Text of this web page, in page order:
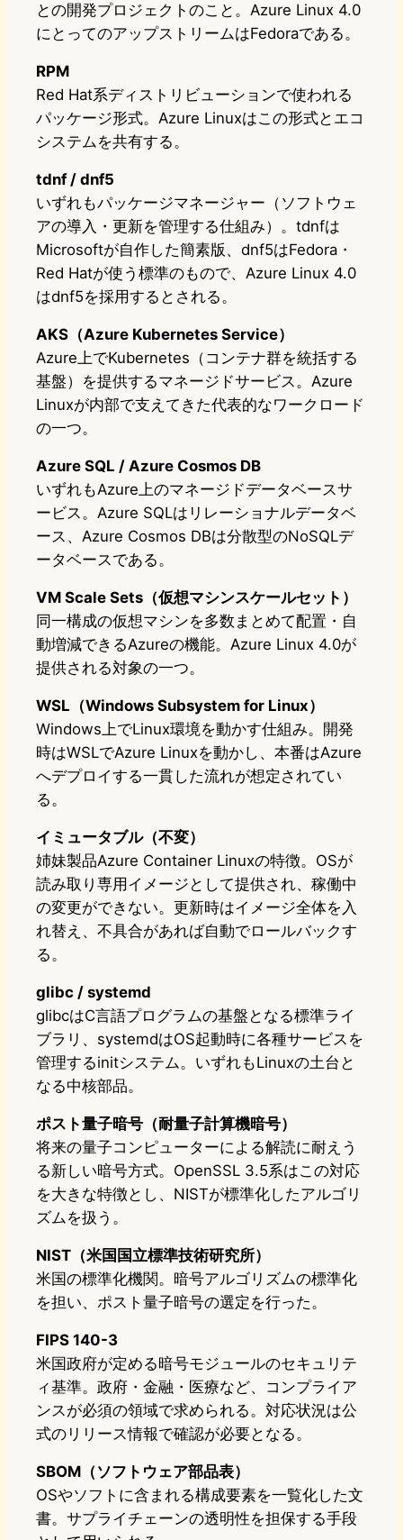
との開発プロジェクトのこと。Azure Linux 4.0
にとってのアップストリームはFedoraである。
RPM
Red Hat系ディストリビューションで使われる
パッケージ形式。Azure Linuxはこの形式とエコ
システムを共有する。
tdnf / dnf5
いずれもパッケージマネージャー（ソフトウェ
アの導入・更新を管理する仕組み）。tdnfは
Microsoftが自作した簡素版、dnf5はFedora・
Red Hatが使う標準のもので、Azure Linux 4.0
はdnf5を採用するとされる。
AKS（Azure Kubernetes Service）
Azure上でKubernetes（コンテナ群を統括する
基盤）を提供するマネージドサービス。Azure
Linuxが内部で支えてきた代表的なワークロード
の一つ。
Azure SQL / Azure Cosmos DB
いずれもAzure上のマネージドデータベースサ
ービス。Azure SQLはリレーショナルデータベ
ース、Azure Cosmos DBは分散型のNoSQLデ
ータベースである。
VM Scale Sets（仮想マシンスケールセット）
同一構成の仮想マシンを多数まとめて配置・自
動増減できるAzureの機能。Azure Linux 4.0が
提供される対象の一つ。
WSL（Windows Subsystem for Linux）
Windows上でLinux環境を動かす仕組み。開発
時はWSLでAzure Linuxを動かし、本番はAzure
へデプロイする一貫した流れが想定されてい
る。
イミュータブル（不変）
姉妹製品Azure Container Linuxの特徴。OSが
読み取り専用イメージとして提供され、稼働中
の変更ができない。更新時はイメージ全体を入
れ替え、不具合があれば自動でロールバックす
る。
glibc / systemd
glibcはC言語プログラムの基盤となる標準ライ
ブラリ、systemdはOS起動時に各種サービスを
管理するinitシステム。いずれもLinuxの土台と
なる中核部品。
ポスト量子暗号（耐量子計算機暗号）
将来の量子コンピューターによる解読に耐えう
る新しい暗号方式。OpenSSL 3.5系はこの対応
を大きな特徴とし、NISTが標準化したアルゴリ
ズムを扱う。
NIST（米国国立標準技術研究所）
米国の標準化機関。暗号アルゴリズムの標準化
を担い、ポスト量子暗号の選定を行った。
FIPS 140-3
米国政府が定める暗号モジュールのセキュリテ
ィ基準。政府・金融・医療など、コンプライア
ンスが必須の領域で求められる。対応状況は公
式のリリース情報で確認が必要となる。
SBOM（ソフトウェア部品表）
OSやソフトに含まれる構成要素を一覧化した文
書。サプライチェーンの透明性を担保する手段